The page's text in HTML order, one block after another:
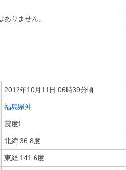
りません。
2012年10月11日 06時39分頃
福島県沖
震度1
北緯 36.8度
東経 141.6度